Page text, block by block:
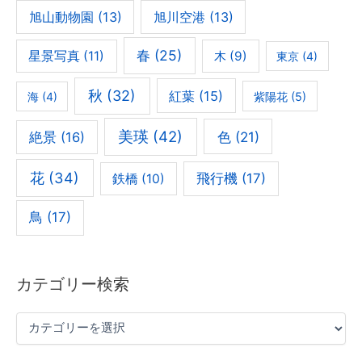
旭山動物園 (13) 旭川空港 (13)
星景写真 (11) 春 (25) 木(9) 東京 (4)
海(4) 秋 (32) 紅葉 (15) 紫陽花 (5)
絶景(16) 美瑛 (42) 色(21)
花 (34) 鉄橋 (10) 飛行機(17)
鳥 (17)
カテゴリー検索